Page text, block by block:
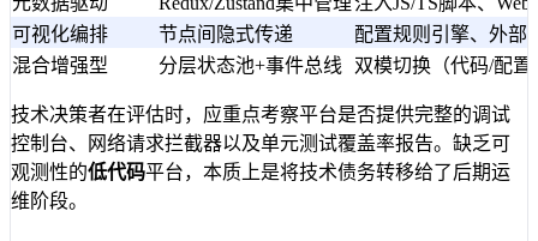
可视化编排
节点间隐式传递
配置规则引擎、外部
混合增强型
分层状态池+事件总线 双模切换（代码/配置
技术决策者在评估时，应重点考察平台是否提供完整的调试
控制台、网络请求拦截器以及单元测试覆盖率报告。缺乏可
观测性的低代码平台，本质上是将技术债务转移给了后期运
维阶段。